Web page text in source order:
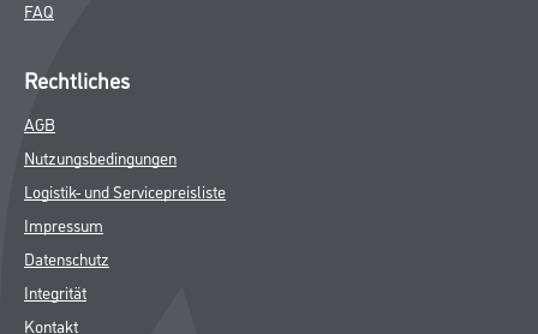
FAQ
Rechtliches
AGB
Nutzungsbedingungen
Logistik- und Servicepreisliste
Impressum
Datenschutz
Integrität
Kontakt